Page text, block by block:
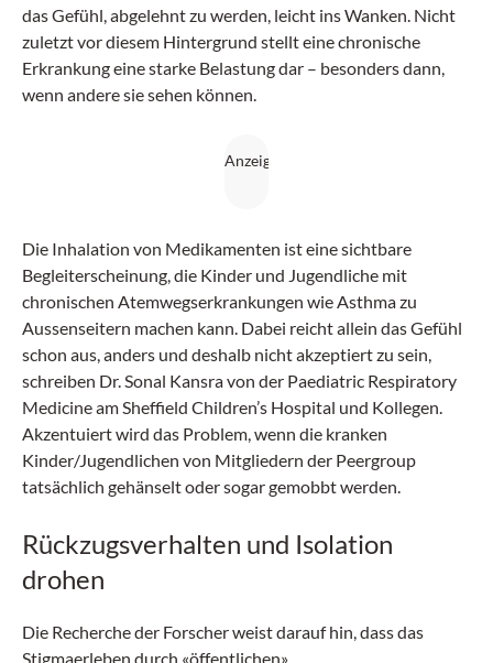
das Gefühl, abgelehnt zu werden, leicht ins Wanken. Nicht
zuletzt vor diesem Hintergrund stellt eine chronische
Erkrankung eine starke Belastung dar – besonders dann,
wenn andere sie sehen können.
Die Inhalation von Medikamenten ist eine sichtbare
Begleiterscheinung, die Kinder und Jugendliche mit
chronischen Atemwegserkrankungen wie Asthma zu
Aussenseitern machen kann. Dabei reicht allein das Gefühl
schon aus, anders und deshalb nicht akzeptiert zu sein,
schreiben Dr. Sonal Kansra von der Paediatric Respiratory
Medicine am Sheffield Children’s Hospital und Kollegen.
Akzentuiert wird das Problem, wenn die kranken
Kinder/Jugendlichen von Mitgliedern der Peergroup
tatsächlich gehänselt oder sogar gemobbt werden.
Rückzugsverhalten und Isolation
drohen
Die Recherche der Forscher weist darauf hin, dass das
Stigmaerleben durch «öffentlichen»